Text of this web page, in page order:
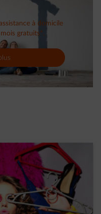
à domicile
gratuits*.